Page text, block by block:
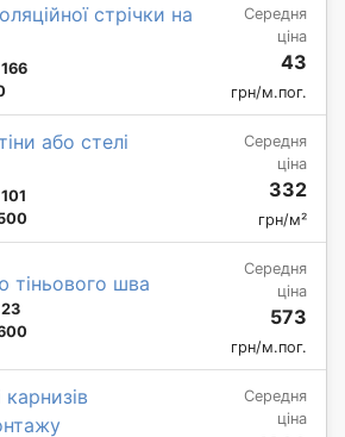
стрічки на
166
Середня
ціна
43
грн/м.пог.
або стелі
101
Середня
ціна
332
грн/м²
тіньового шва
23
Середня
ціна
573
грн/м.пог.
Середня
ціна